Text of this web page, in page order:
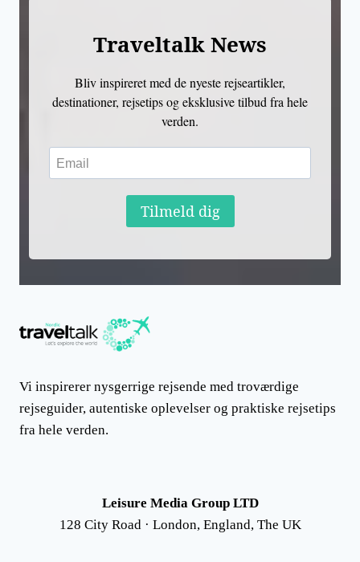
Traveltalk News
Bliv inspireret med de nyeste rejseartikler,
destinationer, rejsetips og eksklusive tilbud fra hele
verden.
Tilmeld dig
Vi inspirerer nysgerrige rejsende med troværdige
rejseguider, autentiske oplevelser og praktiske rejsetips
fra hele verden.
Leisure Media Group LTD
128 City Road · London, England, The UK